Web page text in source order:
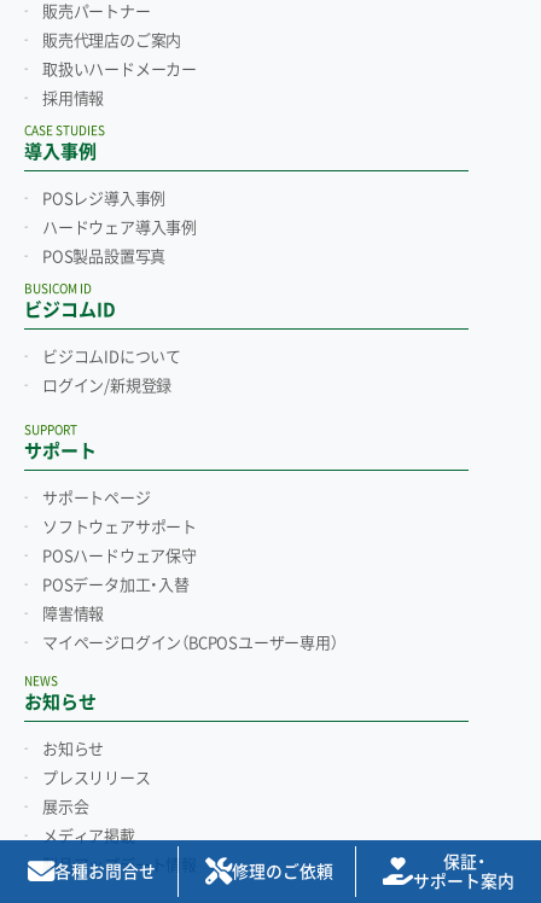
各種お問合せ 修理のご依頼
保証・
サポート案内
販売パートナー
販売代理店のご案内
取扱いハードメーカー
採用情報
導入事例
CASE STUDIES
POSレジ導入事例
ハードウェア導入事例
POS製品設置写真
ビジコムID
BUSICOM ID
ビジコムIDについて
ログイン/新規登録
サポート
SUPPORT
サポートページ
ソフトウェアサポート
POSハードウェア保守
POSデータ加工・入替
障害情報
マイページログイン （BCPOSユーザー専用）
お知らせ
NEWS
お知らせ
プレスリリース
展示会
メディア掲載
製品アップデート情報